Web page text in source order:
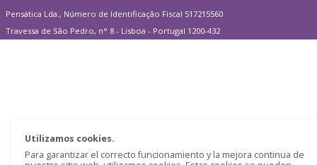
Utilizamos cookies.
Para garantizar el correcto funcionamiento y la mejora continua de
Pensática Lda., Número de Identificação Fiscal 517215560
Travessa de São Pedro, n° 8 - Lisboa - Portugal 1200-432